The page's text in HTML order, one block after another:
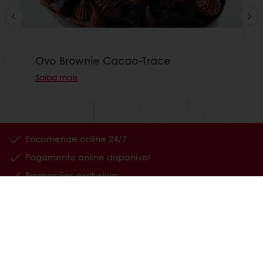
Ovo Brownie Cacao-Trace
Saiba mais
Encomende online 24/7
Pagamento online disponível
Promoções exclusivas